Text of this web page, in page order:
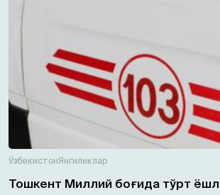
ЎзбекистонЯнгиликлар
Тошкент Миллий боғида тўрт